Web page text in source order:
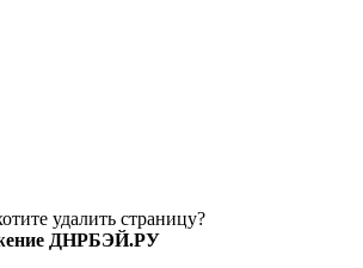
удалить страницу?
ДНРБЭЙ.РУ